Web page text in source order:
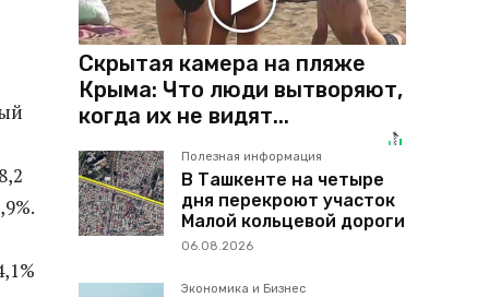
Скрытая камера на пляже
Крыма: Что люди вытворяют,
когда их не видят...
Полезная информация
В Ташкенте на четыре
дня перекроют участок
Малой кольцевой дороги
06.08.2026
Экономика и Бизнес